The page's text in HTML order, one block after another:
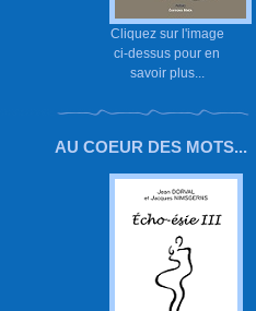
Cliquez sur l'image
ci-dessus pour en
savoir plus...
AU COEUR DES MOTS...